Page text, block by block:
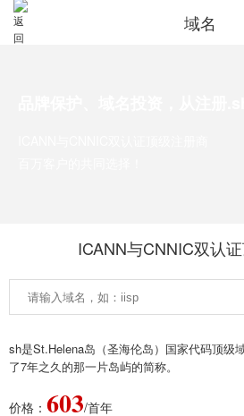
域名
ICANN与CNNIC双认
sh是St.Helena岛（圣海伦岛）国家代码顶级
了7年之久的那一片岛屿的简称。
价格： 603/首年